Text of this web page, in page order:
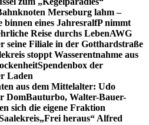
Merseburg lahm –
eines JahresralfP nimmt
Reise durchs LebenAWG
seine Filiale in der Gotthardstraße
stoppt Wasserentnahme aus
Spendenbox der
Laden
aus dem Mittelalter: Udo
DomBauturbo, Walter-Bauer-
sich die eigene Fraktion
„Frei heraus“ Alfred